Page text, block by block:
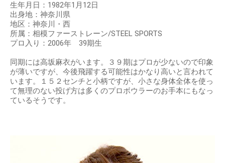
生年月日：1982年1月12日
出身地：神奈川県
地区：神奈川・西
所属：相模ファーストレーン/STEEL SPORTS
プロ入り：2006年 39期生
同期には高坂麻衣がいます。３９期はプロが少ないので印象
が薄いですが、今後飛躍する可能性はかなり高いと言われて
います。１５２センチと小柄ですが、小さな身体全体を使っ
て無理のない投げ方は多くのプロボウラーのお手本にもなっ
ているそうです。